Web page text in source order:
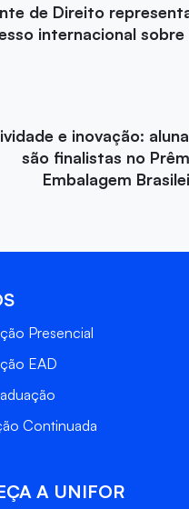
de Direito
internacional
e inovação:
são finalistas no
Embalagem
Presencial
EAD
Continuada
A UNIFOR